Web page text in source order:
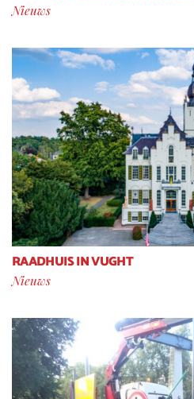
Nieuws
RAADHUIS IN VUGHT
Nieuws